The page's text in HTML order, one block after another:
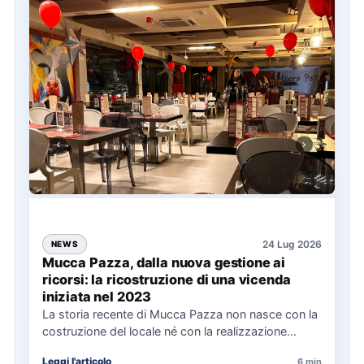
NEWS 24 Lug 2026
Mucca Pazza, dalla nuova gestione ai
ricorsi: la ricostruzione di una vicenda
iniziata nel 2023
La storia recente di Mucca Pazza non nasce con la
costruzione del locale né con la realizzazione
Leggi l'articolo 6 min